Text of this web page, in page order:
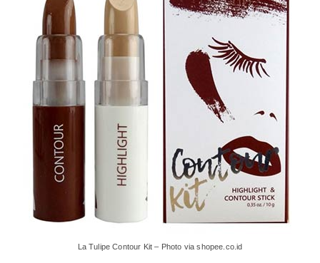
La Tulipe Contour Kit – Photo via shopee.co.id